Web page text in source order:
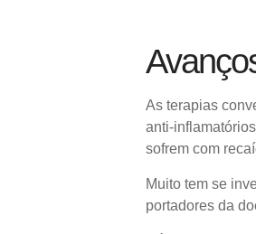
As terapias
anti-
sofrem com
Muito tem se
portadores da